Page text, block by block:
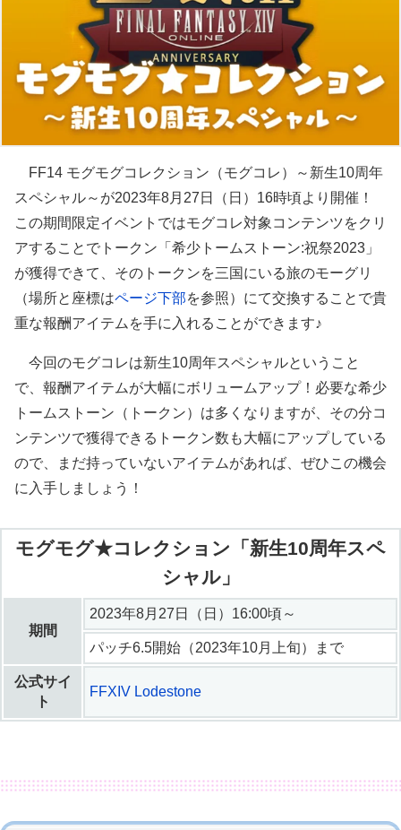
FF14 モグモグコレクション（モグコレ）～新生10周年
スペシャル～が2023年8月27日（日）16時頃より開催！
この期間限定イベントではモグコレ対象コンテンツをクリ
アすることでトークン「希少トームストーン:祝祭2023」
が獲得できて、そのトークンを三国にいる旅のモーグリ
（場所と座標はページ下部を参照）にて交換することで貴
重な報酬アイテムを手に入れることができます♪
今回のモグコレは新生10周年スペシャルということ
で、報酬アイテムが大幅にボリュームアップ！必要な希少
トームストーン（トークン）は多くなりますが、その分コ
ンテンツで獲得できるトークン数も大幅にアップしている
ので、まだ持っていないアイテムがあれば、ぜひこの機会
に入手しましょう！
モグモグ★コレクション「新生10周年スペ
シャル」
期間
2023年8月27日（日）16:00頃～
パッチ6.5開始（2023年10月上旬）まで
公式サイ
ト
FFXIV Lodestone